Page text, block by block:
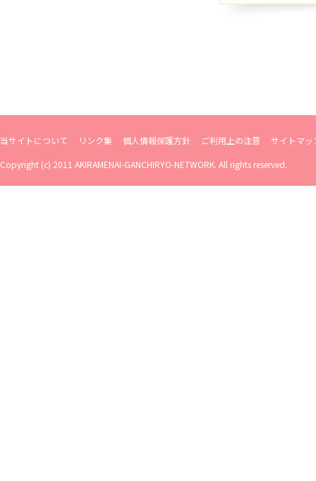
当サイトについて リンク集 個人情報保護方針 ご利用上の注意
サイトマッ
Copyright (c) 2011 AKIRAMENAI-GANCHIRYO-NETWORK. All rights reserved.